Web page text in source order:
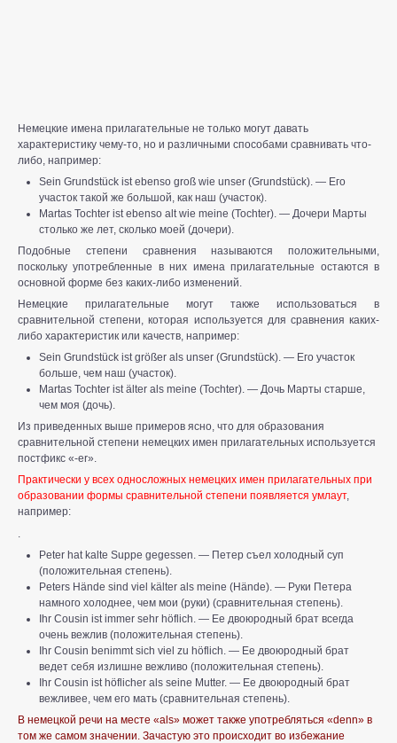
Немецкие имена прилагательные не только могут давать
характеристику чему-то, но и различными способами сравнивать что-
либо, например:
Sein Grundstück ist ebenso groß wie unser (Grundstück). — Его
участок такой же большой, как наш (участок).
Martas Tochter ist ebenso alt wie meine (Tochter). — Дочери Марты
столько же лет, сколько моей (дочери).
Подобные степени сравнения называются положительными,
поскольку употребленные в них имена прилагательные остаются в
основной форме без каких-либо изменений.
Немецкие прилагательные могут также использоваться в
сравнительной степени, которая используется для сравнения каких-
либо характеристик или качеств, например:
Sein Grundstück ist größer als unser (Grundstück). — Его участок
больше, чем наш (участок).
Martas Tochter ist älter als meine (Tochter). — Дочь Марты старше,
чем моя (дочь).
Из приведенных выше примеров ясно, что для образования
сравнительной степени немецких имен прилагательных используется
постфикс «-er».
Практически у всех односложных немецких имен прилагательных при
образовании формы сравнительной степени появляется умлаут,
например:
Peter hat kalte Suppe gegessen. — Петер съел холодный суп
(положительная степень).
Peters Hände sind viel kälter als meine (Hände). — Руки Петера
намного холоднее, чем мои (руки) (сравнительная степень).
Ihr Cousin ist immer sehr höflich. — Ее двоюродный брат всегда
очень вежлив (положительная степень).
Ihr Cousin benimmt sich viel zu höflich. — Ее двоюродный брат
ведет себя излишне вежливо (положительная степень).
Ihr Cousin ist höflicher als seine Mutter. — Ее двоюродный брат
вежливее, чем его мать (сравнительная степень).
В немецкой речи на месте «als» может также употребляться «denn» в
том же самом значении. Зачастую это происходит во избежание